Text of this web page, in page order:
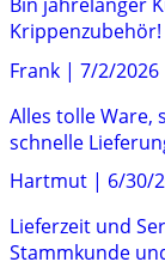
Krippenzubehör!
Frank | 7/2/2026
Alles tolle Ware,
schnelle
Hartmut | 6/30/
Lieferzeit und
Stammkunde